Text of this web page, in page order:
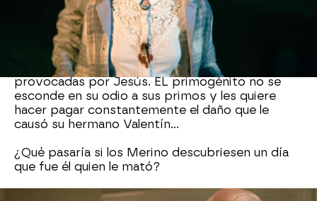
Merino vs De la Reina
Desde el comienzo de la serie hemos visto las
trifulcas entre las dos familias, especialmente
provocadas por Jesús. EL primogénito no se
esconde en su odio a sus primos y les quiere
hacer pagar constantemente el daño que le
causó su hermano Valentín...
¿Qué pasaría si los Merino descubriesen un día
que fue él quien le mató?